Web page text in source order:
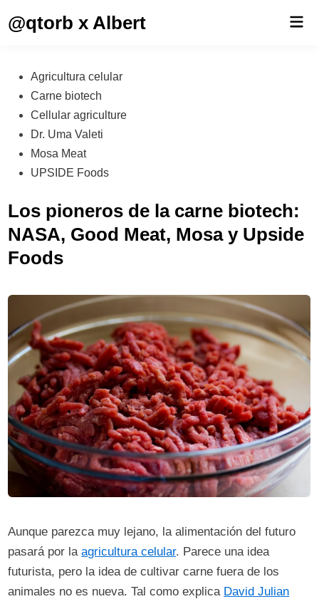
@qtorb x Albert
Publicado
en
Agricultura celular
Carne biotech
Cellular agriculture
Dr. Uma Valeti
Mosa Meat
UPSIDE Foods
Los pioneros de la carne biotech:
NASA, Good Meat, Mosa y Upside
Foods
Aunque parezca muy lejano, la alimentación del futuro
pasará por laagricultura celular. Parece una idea
futurista, pero la idea de cultivar carne fuera de los
animales no es nueva. Tal como explica David Julian